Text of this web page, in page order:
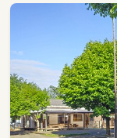
〈早
・園
・室内
〈遅番
・降園
・おむ
・室内